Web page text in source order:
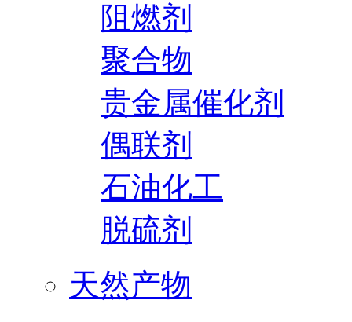
阻燃剂
聚合物
贵金属催化剂
偶联剂
石油化工
脱硫剂
天然产物